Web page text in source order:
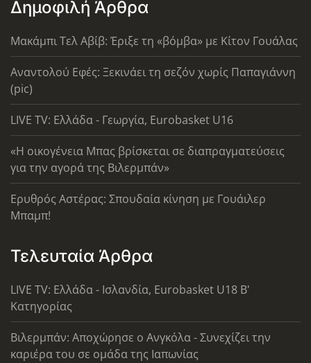
Δημοφιλή Άρθρα
Μακάμπι Τελ Αβίβ: Έριξε τη «βόμβα» με Κίτον Γουάλας
Αναντολού Εφές: Ξεκινάει τη σεζόν χωρίς Παπαγιάννη
(pic)
LIVE TV: Ελλάδα - Γεωργία, Eurobasket U16
«Η οικογένεια Μπας βρίσκεται σε διαπραγματεύσεις
για την αγορά της Βιλερμπάν»
Ερυθρός Αστέρας: Σπουδαία κίνηση με Γουάιλερ
Μπαμπ!
Τελευταία Άρθρα
LIVE TV: Ελλάδα - Ισλανδία, Eurobasket U18 Β'
Κατηγορίας
Βιλερμπάν: Αποχώρησε ο Ανγκόλα - Συνεχίζει την
καριέρα του σε ομάδα της Ιαπωνίας